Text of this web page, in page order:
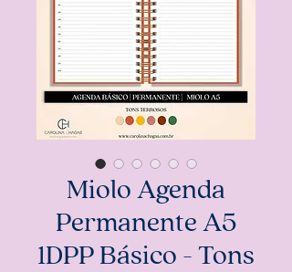
Miolo Agenda
Permanente A5
1DPP Básico - Tons